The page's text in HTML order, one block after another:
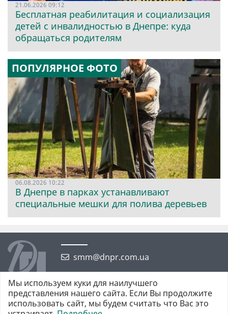
21.06.2026 09:12
Бесплатная реабилитация и социализация
детей с инвалидностью в Днепре: куда
обращаться родителям
ПОПУЛЯРНОЕ ФОТО
06.08.2026 10:22
В Днепре в парках устанавливают
специальные мешки для полива деревьев
smm@dnpr.com.ua
Мы используем куки для наилучшего
представления нашего сайта. Если Вы продолжите
использовать сайт, мы будем считать что Вас это